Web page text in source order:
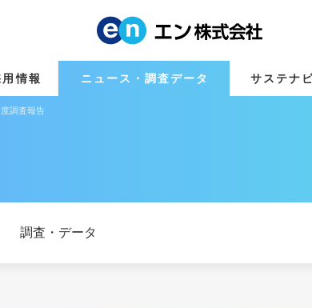
用情報 ニュース・調査データ サステナ
調査報告
調査・データ